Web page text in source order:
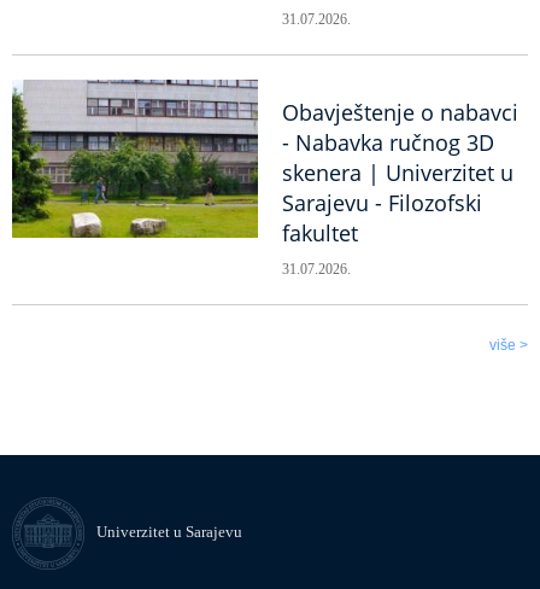
31.07.2026.
Obavještenje o nabavci
- Nabavka ručnog 3D
skenera | Univerzitet u
Sarajevu - Filozofski
fakultet
31.07.2026.
više >
Univerzitet u Sarajevu